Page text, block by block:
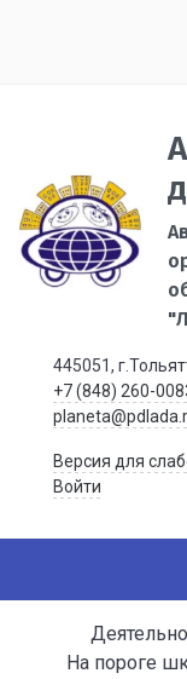
445051,
+7 (848) 260-
Версия для
Войти
На пороге